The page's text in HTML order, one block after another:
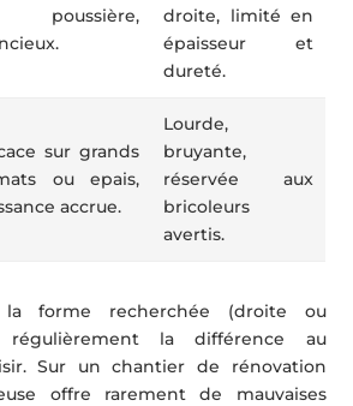
poussière,
droite, limité en
épaisseur et
dureté.
sur grands
ou epais,
accrue.
Lourde,
bruyante,
réservée aux
bricoleurs
avertis.
forme recherchée (droite ou
régulièrement la différence au
Sur un chantier de rénovation
offre rarement de mauvaises